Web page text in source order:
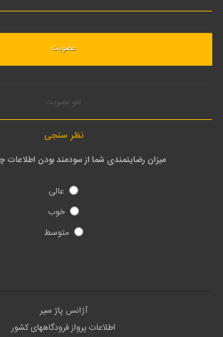
لغو عضویت
نظر سنجی
میزان رضایتمندی شما از سودمند بودن اطلاعات
عالی
خوب
متوسط
آژانس پاژ سیر
اطلاعات پرواز فرودگاههای کشور